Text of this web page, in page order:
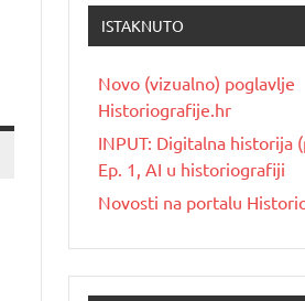
ISTAKNUTO
Novo (vizualno) poglavlje
Historiografije.hr
INPUT: Digitalna historija
Ep. 1, AI u historiografiji
Novosti na portalu